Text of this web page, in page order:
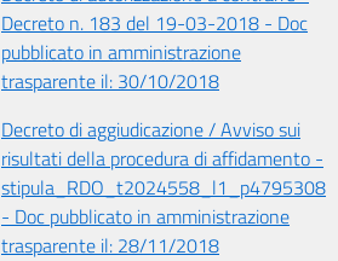
Decreto n. 183 del 19-03-2018 - Doc
pubblicato in amministrazione
trasparente il: 30/10/2018
Decreto di aggiudicazione / Avviso sui
risultati della procedura di affidamento -
stipula_RDO_t2024558_l1_p4795308
- Doc pubblicato in amministrazione
trasparente il: 28/11/2018